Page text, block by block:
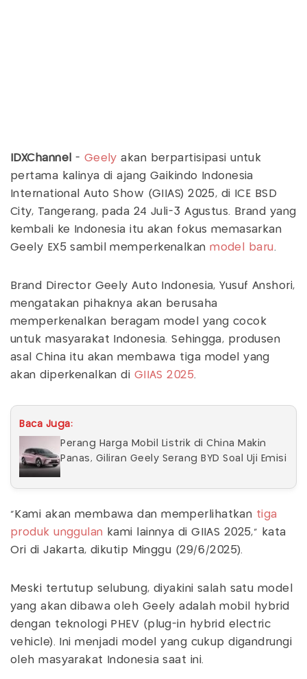
IDXChannel - Geely akan berpartisipasi untuk
pertama kalinya di ajang Gaikindo Indonesia
International Auto Show (GIIAS) 2025, di ICE BSD
City, Tangerang, pada 24 Juli-3 Agustus. Brand yang
kembali ke Indonesia itu akan fokus memasarkan
Geely EX5 sambil memperkenalkanmodel baru .
Brand Director Geely Auto Indonesia, Yusuf Anshori,
mengatakan pihaknya akan berusaha
memperkenalkan beragam model yang cocok
untuk masyarakat Indonesia. Sehingga, produsen
asal China itu akan membawa tiga model yang
akan diperkenalkan di GIIAS 2025.
Baca Juga:
Perang Harga Mobil Listrik di China Makin
Panas, Giliran Geely Serang BYD Soal Uji Emisi
"Kami akan membawa dan memperlihatkan tiga
produk unggulan
kami lainnya di GIIAS 2025," kata
Ori di Jakarta, dikutip Minggu (29/6/2025).
Meski tertutup selubung, diyakini salah satu model
yang akan dibawa oleh Geely adalah mobil hybrid
dengan teknologi PHEV (plug-in hybrid electric
vehicle). Ini menjadi model yang cukup digandrungi
oleh masyarakat Indonesia saat ini.